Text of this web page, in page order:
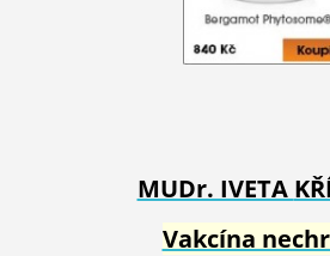
MUDr. IVETA
Vakcína